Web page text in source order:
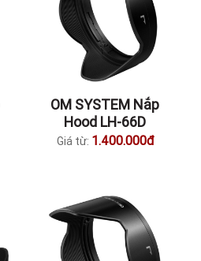
OM SYSTEM Nắp
Hood LH-66D
Giá từ: 1.400.000đ